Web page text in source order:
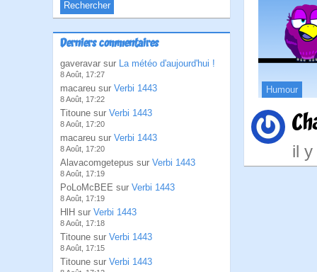
Derniers commentaires
gaveravar sur La météo d'aujourd'hui !
8 Août, 17:27
macareu sur Verbi 1443
8 Août, 17:22
Titoune sur Verbi 1443
8 Août, 17:20
macareu sur Verbi 1443
8 Août, 17:20
Alavacomgetepus sur Verbi 1443
8 Août, 17:19
PoLoMcBEE sur Verbi 1443
8 Août, 17:19
HlH sur Verbi 1443
8 Août, 17:18
Titoune sur Verbi 1443
8 Août, 17:15
Titoune sur Verbi 1443
Humour
il